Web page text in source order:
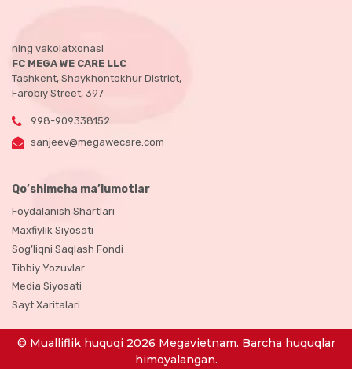
ning vakolatxonasi
FC MEGA WE CARE LLC
Tashkent, Shaykhontokhur District,
Farobiy Street, 397
998-909338152
sanjeev@megawecare.com
Qo’shimcha ma’lumotlar
Foydalanish Shartlari
Maxfiylik Siyosati
Sog’liqni Saqlash Fondi
Tibbiy Yozuvlar
Media Siyosati
Sayt Xaritalari
© Mualliflik huquqi 2026 Megavietnam. Barcha huquqlar
himoyalangan.